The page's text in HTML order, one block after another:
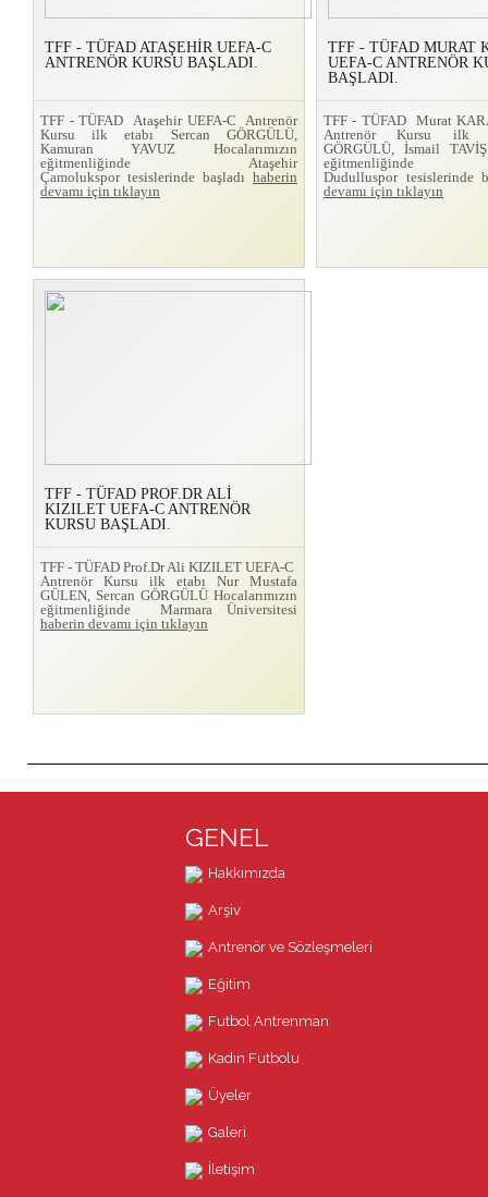
TFF - TÜFAD ATAŞEHİR UEFA-C
ANTRENÖR KURSU BAŞLADI.
TFF - TÜFAD Ataşehir UEFA-C Antrenör
Kursu ilk etabı Sercan GÖRGÜLÜ,
Kamuran YAVUZ Hocalarımızın
eğitmenliğinde Ataşehir
Çamolukspor tesislerinde başladı haberin
devamı için tıklayın
TFF - TÜFAD MURAT
UEFA-C ANTRENÖR
BAŞLADI.
TFF - TÜFAD Murat
Antrenör Kursu ilk
GÖRGÜLÜ, İsmail TAVİŞ
eğitmenliğinde
Dudulluspor tesislerinde
devamı için tıklayın
TFF - TÜFAD PROF.DR ALİ
KIZILET UEFA-C ANTRENÖR
KURSU BAŞLADI.
TFF - TÜFAD Prof.Dr Ali KIZILET UEFA-C
Antrenör Kursu ilk etabı Nur Mustafa
GÜLEN, Sercan GÖRGÜLÜ Hocalarımızın
eğitmenliğinde Marmara Üniversitesi
haberin devamı için tıklayın
GENEL
Hakkımızda
Arşiv
Antrenör ve Sözleşmeleri
Eğitim
Futbol Antrenman
Kadın Futbolu
Üyeler
Galeri
İletişim